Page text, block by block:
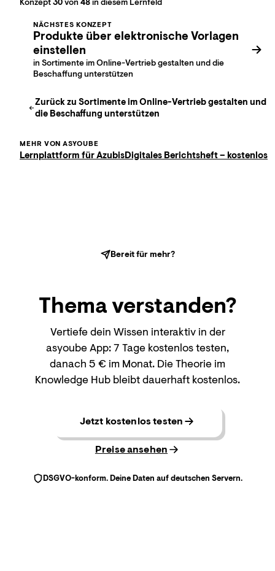
Konzept30von 48in diesem Lernfeld
NÄCHSTES KONZEPT
Produkte über elektronische Vorlagen
einstellen
in Sortimente im Online-Vertrieb gestalten und die
Beschaffung unterstützen
Zurück zuSortimente im Online-Vertrieb gestalten und
die Beschaffung unterstützen
MEHR VON ASYOUBE
Lernplattform für AzubisDigitales Berichtsheft – kostenlos
Bereit für mehr?
Themaverstanden?
Vertiefe dein Wissen interaktiv in der
asyoube App: 7 Tage kostenlos testen,
danach 5 € im Monat. Die Theorie im
Knowledge Hub bleibt dauerhaft kostenlos.
Jetzt kostenlos testen
Preise ansehen
DSGVO-konform. Deine Daten auf deutschen Servern.